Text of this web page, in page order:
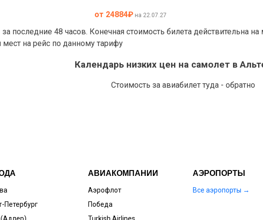
от 24884₽ на 22.07.27
последние 48 часов. Конечная стоимость билета действительна
мест на рейс по данному тарифу
Календарь низких цен на самолет в
Стоимость за авиабилет туда - обратно
Петербург
АВИАКОМПАНИИ
Аэрофлот
Победа
АЭРОПОРТЫ
Все аэропорты →